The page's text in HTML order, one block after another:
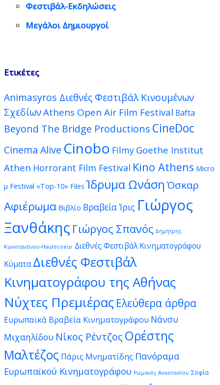
Φεστιβάλ-Εκδηλώσεις
Μεγάλοι Δημιουργοί
Ετικέτες
Animasyros Διεθνές Φεστιβάλ Κινουμένων
ΣχεδίωνAthens Open Air Film Festival Bafta
Beyond The Bridge Productions CineDoc
Cinema Alive Cinobo Filmy Goethe Institut
Athen Horrorant Film Festival Kino Athens Micro
μ Festival «Top-10» Files Ίδρυμα Ωνάση Όσκαρ
Αφιέρωμα Βιβλίο Βραβεία Ίρις Γιώργος
Ξανθάκης Γιώργος Σπανός Δημήτρης
Κωνσταντίνου-Hautecoeur Διεθνές Φεστιβάλ Κινηματογράφου
Κύματα Διεθνές Φεστιβάλ
Κινηματογράφου της Αθήνας
Νύχτες Πρεμιέρας Ελεύθερα άρθρα
Ευρωπαϊκά Βραβεία Κινηματογράφου Νάνσυ
Μιχαηλίδου Νίκος Ρέντζος Ορέστης
Μαλτέζος Πάρις Μνηματίδης Πανόραμα
Ευρωπαϊκού Κινηματογράφου Ρωμανός Αναστασίου Σοφία